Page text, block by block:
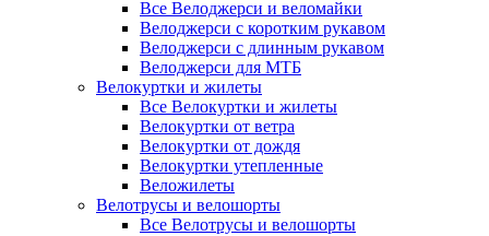
Все Велоджерси и веломайки
Велоджерси с коротким рукавом
Велоджерси с длинным рукавом
Велоджерси для МТБ
Велокуртки и жилеты
Все Велокуртки и жилеты
Велокуртки от ветра
Велокуртки от дождя
Велокуртки утепленные
Веложилеты
Велотрусы и велошорты
Все Велотрусы и велошорты